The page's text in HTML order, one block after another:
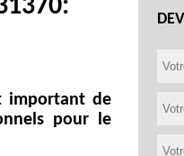
important de
pour le